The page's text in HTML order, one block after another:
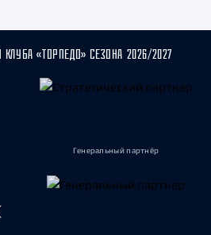
«ТОРПЕДО» СЕЗОНА 2026/2027
Генеральный партнёр